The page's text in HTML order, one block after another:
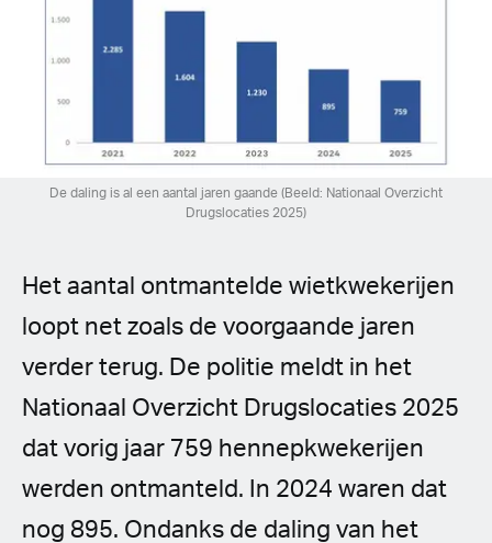
Spanish (Spain)
Spanish (Latin America)
French
Czech
Polish
De daling is al een aantal jaren gaande (Beeld: Nationaal Overzicht
Drugslocaties 2025)
Het aantal ontmantelde wietkwekerijen
loopt net zoals de voorgaande jaren
verder terug. De politie meldt in het
Nationaal Overzicht Drugslocaties 2025
dat vorig jaar 759 hennepkwekerijen
werden ontmanteld. In 2024 waren dat
nog 895. Ondanks de daling van het